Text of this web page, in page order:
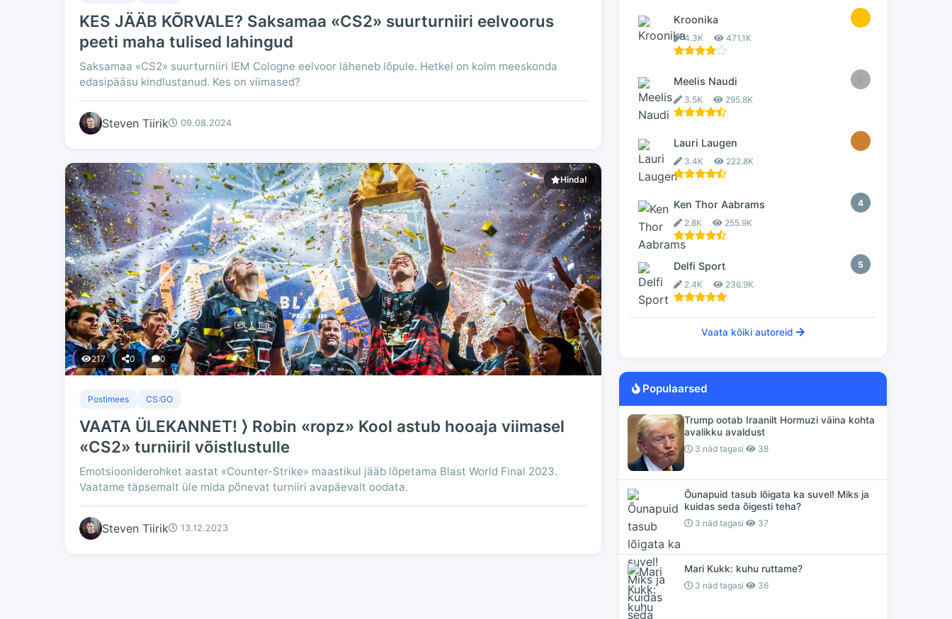
KES JÄÄB KÕRVALE? Saksamaa «CS2» suurturniiri eelvoorus
peeti maha tulised lahingud
Saksamaa «CS2» suurturniiri IEM Cologne eelvoor läheneb lõpule. Hetkel on kolm meeskonda
edasipääsu kindlustanud. Kes on viimased?
Steven Tiirik 09.08.2024
Hinda!
217 0 0
Postimees CS:GO
VAATA ÜLEKANNET! ⟩ Robin «ropz» Kool astub hooaja viimasel
«CS2» turniiril võistlustulle
Emotsiooniderohket aastat «Counter-Strike» maastikul jääb lõpetama Blast World Final 2023.
Vaatame täpsemalt üle mida põnevat turniiri avapäevalt oodata.
Steven Tiirik 13.12.2023
Kroonika
4.3K 471.1K
Meelis Naudi
3.5K 295.8K
Lauri Laugen
3.4K 222.8K
4
Ken Thor Aabrams
2.8K 255.9K
5
Delfi Sport
2.4K 236.9K
Vaata kõiki autoreid
Populaarsed
Trump ootab Iraanilt Hormuzi väina kohta
avalikku avaldust
3 näd tagasi 38
Õunapuid tasub lõigata ka suvel! Miks ja
kuidas seda õigesti teha?
3 näd tagasi 37
Mari Kukk: kuhu ruttame?
3 näd tagasi 36